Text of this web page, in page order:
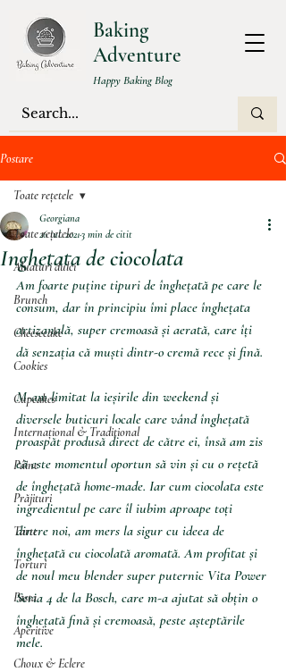
Baking
Adventure
Happy Baking Blog
Postare
Toate rețetele
Aluaturi dulci
Brunch
Cheesecake
Cookies
Cupcakes
Internațional & Tradițional
Pâine
Prăjituri
Tarte
Torturi
Pasta
Aperitive
Choux & Eclere
Toate rețetele
Inghetata de ciocolata
Georgiana
26 iul. 20213 min de citit
Am foarte puține tipuri de înghețată pe care le
consum, dar în principiu îmi place înghețata
artizanală, super cremoasă și aerată, care îți
dă senzația că muști dintr-o cremă rece și fină.
M-am limitat la ieșirile din weekend și
diversele buticuri locale care vând înghețată
proaspăt produsă direct de către ei, însă am zis
că este momentul oportun să vin și cu o rețetă
de înghețată home-made. Iar cum ciocolata este
ingredientul pe care îl iubim aproape toți
dintre noi, am mers la sigur cu ideea de
înghețată cu ciocolată aromată. Am profitat și
de noul meu blender super puternic Vita Power
Seria 4 de la Bosch, care m-a ajutat să obțin o
înghețată fină și cremoasă, peste așteptările
mele.